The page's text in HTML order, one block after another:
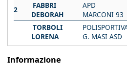
2
FABBRI
DEBORAH
APD
MARCONI 93
TORBOLI
LORENA
G. MASI ASD
Informazione